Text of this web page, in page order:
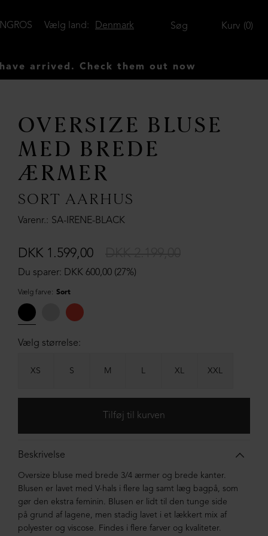
Kurv 0
Søg
Denmark
Vælg land:
Check them out now
OVERSIZE BLUSE
MED BREDE
ÆRMER
SORT AARHUS
Varenr. SA-IRENE-BLACK
Du sparer: DKK 600,00 (27%)
DKK 1.599,00
Vælg farve: Sort
Vælg størrelse:
XS S M L XL XXL
Beskrivelse
Oversize bluse med brede 3/4 ærmer og brede kanter.
Blusen er lavet med V-hals i flere lag samt læg bagpå, som
gør den ekstra feminin. Blusen er lidt til den tunge side
på grund af lagene, men stadig lavet i et lækkert mix af
polyester og viscose. Findes i flere farver og kvaliteter.